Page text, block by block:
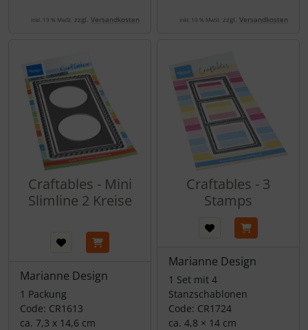
inkl. 19 % MwSt. zzgl. Versandkosten inkl. 19 % MwSt. zzgl. Versandkosten
Craftables - Mini
Slimline 2 Kreise
Marianne Design
1 Packung
Code: CR1613
ca. 7,3 x 14,6 cm
Craftables - 3
Stamps
Marianne Design
1 Set mit 4
Stanzschablonen
Code: CR1724
ca. 4,8 × 14 cm